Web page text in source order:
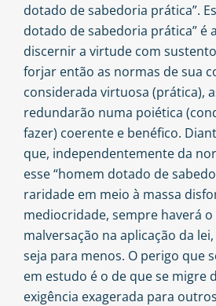
dotado de sabedoria prática”.
dotado de sabedoria prática” é
discernir a virtude com
forjar então as normas de sua
considerada virtuosa (prática),
redundarão numa poiética
fazer) coerente e benéfico.
que, independentemente da
esse “homem dotado de
raridade em meio à massa
mediocridade, sempre haverá
malversação na aplicação da
seja para menos. O perigo que
em estudo é o de que se migre
exigência exagerada para